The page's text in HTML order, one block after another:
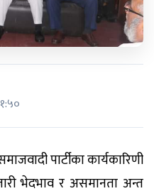
पार्टीका कार्यकारिणी
भेदभाव र असमानता अन्त